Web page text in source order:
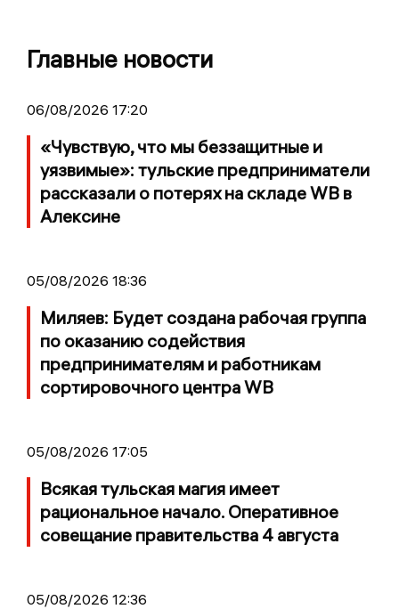
Главные новости
06/08/2026 17:20
«Чувствую, что мы беззащитные и
уязвимые»: тульские предприниматели
рассказали о потерях на складе WB в
Алексине
05/08/2026 18:36
Миляев: Будет создана рабочая группа
по оказанию содействия
предпринимателям и работникам
сортировочного центра WB
05/08/2026 17:05
Всякая тульская магия имеет
рациональное начало. Оперативное
совещание правительства 4 августа
05/08/2026 12:36